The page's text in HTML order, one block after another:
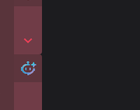
Show More Detail Games